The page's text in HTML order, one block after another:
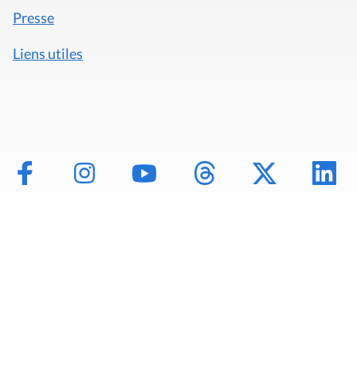
Presse
Liens utiles